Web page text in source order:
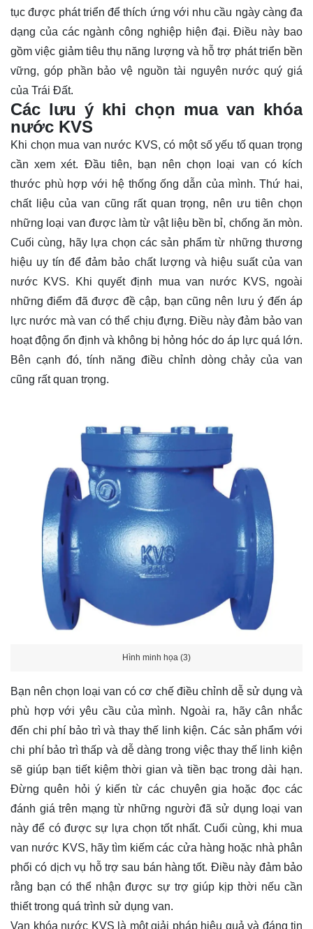
tục được phát triển để thích ứng với nhu cầu ngày càng đa
dạng của các ngành công nghiệp hiện đại. Điều này bao
gồm việc giảm tiêu thụ năng lượng và hỗ trợ phát triển bền
vững, góp phần bảo vệ nguồn tài nguyên nước quý giá
của Trái Đất.
Các lưu ý khi chọn mua van khóa
nước KVS
Khi chọn mua van nước KVS, có một số yếu tố quan trọng
cần xem xét. Đầu tiên, bạn nên chọn loại van có kích
thước phù hợp với hệ thống ống dẫn của mình. Thứ hai,
chất liệu của van cũng rất quan trọng, nên ưu tiên chọn
những loại van được làm từ vật liệu bền bỉ, chống ăn mòn.
Cuối cùng, hãy lựa chọn các sản phẩm từ những thương
hiệu uy tín để đảm bảo chất lượng và hiệu suất của van
nước KVS. Khi quyết định mua van nước KVS, ngoài
những điểm đã được đề cập, bạn cũng nên lưu ý đến áp
lực nước mà van có thể chịu đựng. Điều này đảm bảo van
hoạt động ổn định và không bị hỏng hóc do áp lực quá lớn.
Bên cạnh đó, tính năng điều chỉnh dòng chảy của van
cũng rất quan trọng.
Hình minh họa (3)
Bạn nên chọn loại van có cơ chế điều chỉnh dễ sử dụng và
phù hợp với yêu cầu của mình. Ngoài ra, hãy cân nhắc
đến chi phí bảo trì và thay thế linh kiện. Các sản phẩm với
chi phí bảo trì thấp và dễ dàng trong việc thay thế linh kiện
sẽ giúp bạn tiết kiệm thời gian và tiền bạc trong dài hạn.
Đừng quên hỏi ý kiến từ các chuyên gia hoặc đọc các
đánh giá trên mạng từ những người đã sử dụng loại van
này để có được sự lựa chọn tốt nhất. Cuối cùng, khi mua
van nước KVS, hãy tìm kiếm các cửa hàng hoặc nhà phân
phối có dịch vụ hỗ trợ sau bán hàng tốt. Điều này đảm bảo
rằng bạn có thể nhận được sự trợ giúp kịp thời nếu cần
thiết trong quá trình sử dụng van.
Van khóa nước KVS là một giải pháp hiệu quả và đáng tin